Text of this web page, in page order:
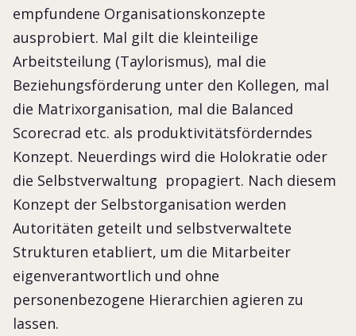
empfundene Organisationskonzepte
ausprobiert. Mal gilt die kleinteilige
Arbeitsteilung (Taylorismus), mal die
Beziehungsförderung unter den Kollegen, mal
die Matrixorganisation, mal die Balanced
Scorecrad etc. als produktivitätsförderndes
Konzept. Neuerdings wird die Holokratie oder
die Selbstverwaltung propagiert. Nach diesem
Konzept der Selbstorganisation werden
Autoritäten geteilt und selbstverwaltete
Strukturen etabliert, um die Mitarbeiter
eigenverantwortlich und ohne
personenbezogene Hierarchien agieren zu
lassen.